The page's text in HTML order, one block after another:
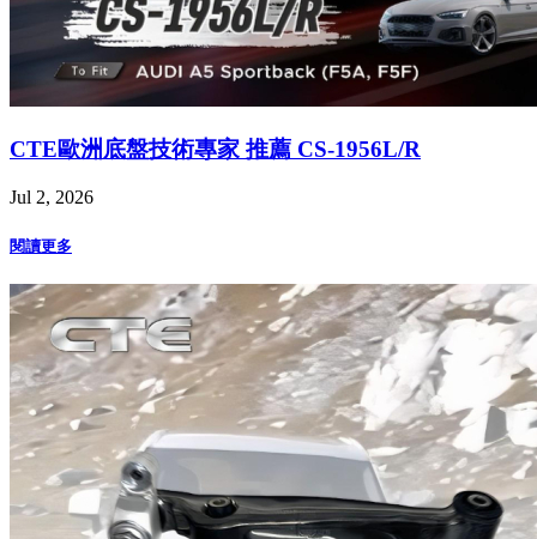
CTE歐洲底盤技術專家 推薦 CS-1956L/R
Jul 2, 2026
閱讀更多